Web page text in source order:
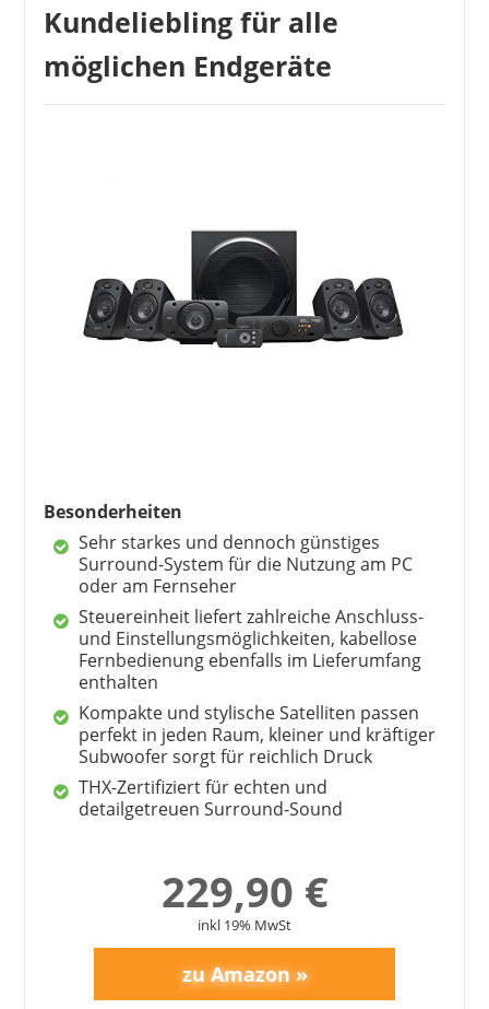
Kundeliebling für alle
möglichen Endgeräte
Besonderheiten
Sehr starkes und dennoch günstiges
Surround-System für die Nutzung am PC
oder am Fernseher
Steuereinheit liefert zahlreiche Anschluss-
und Einstellungsmöglichkeiten, kabellose
Fernbedienung ebenfalls im Lieferumfang
enthalten
Kompakte und stylische Satelliten passen
perfekt in jeden Raum, kleiner und kräftiger
Subwoofer sorgt für reichlich Druck
THX-Zertifiziert für echten und
detailgetreuen Surround-Sound
229,90 €
inkl 19% MwSt